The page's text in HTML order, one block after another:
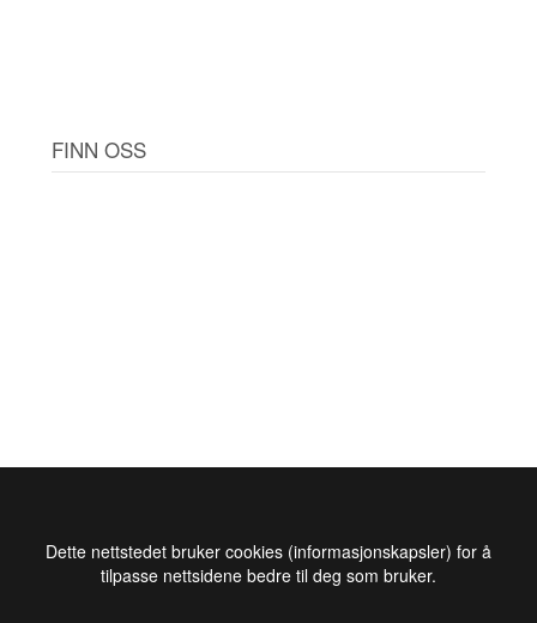
FINN OSS
Dette nettstedet bruker cookies (informasjonskapsler) for å
tilpasse nettsidene bedre til deg som bruker.